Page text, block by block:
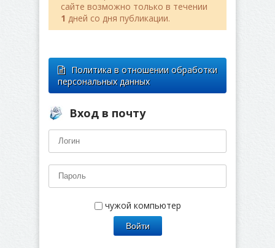
сайте возможно только в течении
1 дней со дня публикации.
Политика в отношении обработки
персональных данных
Вход в почту
чужой компьютер